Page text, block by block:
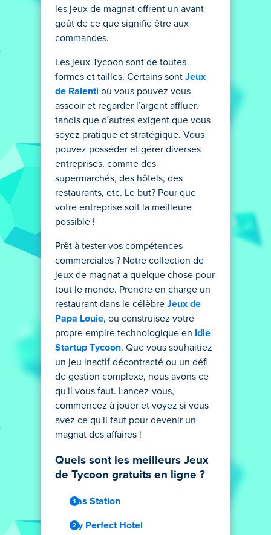
les jeux de magnat offrent un avant-
goût de ce que signifie être aux
commandes.
Les jeux Tycoon sont de toutes
formes et tailles. Certains sont Jeux
de Ralenti où vous pouvez vous
asseoir et regarder l’argent affluer,
tandis que d’autres exigent que vous
soyez pratique et stratégique. Vous
pouvez posséder et gérer diverses
entreprises, comme des
supermarchés, des hôtels, des
restaurants, etc. Le but? Pour que
votre entreprise soit la meilleure
possible !
Prêt à tester vos compétences
commerciales ? Notre collection de
jeux de magnat a quelque chose pour
tout le monde. Prendre en charge un
restaurant dans le célèbre Jeux de
Papa Louie, ou construisez votre
propre empire technologique en Idle
Startup Tycoon. Que vous souhaitiez
un jeu inactif décontracté ou un défi
de gestion complexe, nous avons ce
qu'il vous faut. Lancez-vous,
commencez à jouer et voyez si vous
avez ce qu'il faut pour devenir un
magnat des affaires !
Quels sont les meilleurs Jeux
de Tycoon gratuits en ligne ?
Gas Station
My Perfect Hotel